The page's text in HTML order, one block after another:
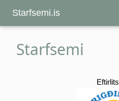
Starfsemi.is
Starfsemi